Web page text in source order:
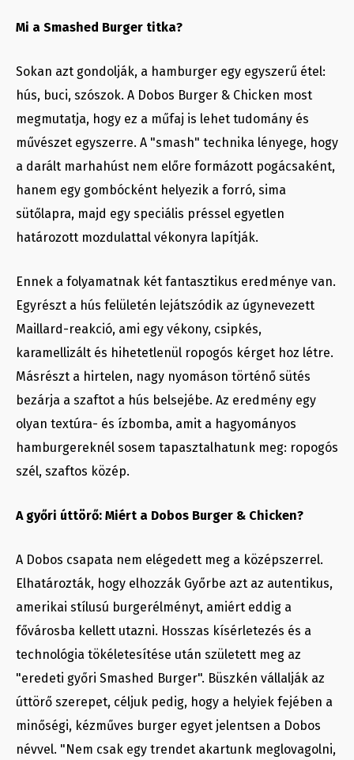
Mi a Smashed Burger titka?
Sokan azt gondolják, a hamburger egy egyszerű étel:
hús, buci, szószok. A Dobos Burger & Chicken most
megmutatja, hogy ez a műfaj is lehet tudomány és
művészet egyszerre. A "smash" technika lényege, hogy
a darált marhahúst nem előre formázott pogácsaként,
hanem egy gombócként helyezik a forró, sima
sütőlapra, majd egy speciális préssel egyetlen
határozott mozdulattal vékonyra lapítják.
Ennek a folyamatnak két fantasztikus eredménye van.
Egyrészt a hús felületén lejátszódik az úgynevezett
Maillard-reakció, ami egy vékony, csipkés,
karamellizált és hihetetlenül ropogós kérget hoz létre.
Másrészt a hirtelen, nagy nyomáson történő sütés
bezárja a szaftot a hús belsejébe. Az eredmény egy
olyan textúra- és ízbomba, amit a hagyományos
hamburgereknél sosem tapasztalhatunk meg: ropogós
szél, szaftos közép.
A győri úttörő: Miért a Dobos Burger & Chicken?
A Dobos csapata nem elégedett meg a középszerrel.
Elhatározták, hogy elhozzák Győrbe azt az autentikus,
amerikai stílusú burgerélményt, amiért eddig a
fővárosba kellett utazni. Hosszas kísérletezés és a
technológia tökéletesítése után született meg az
"eredeti győri Smashed Burger". Büszkén vállalják az
úttörő szerepet, céljuk pedig, hogy a helyiek fejében a
minőségi, kézműves burger egyet jelentsen a Dobos
névvel. "Nem csak egy trendet akartunk meglovagolni,